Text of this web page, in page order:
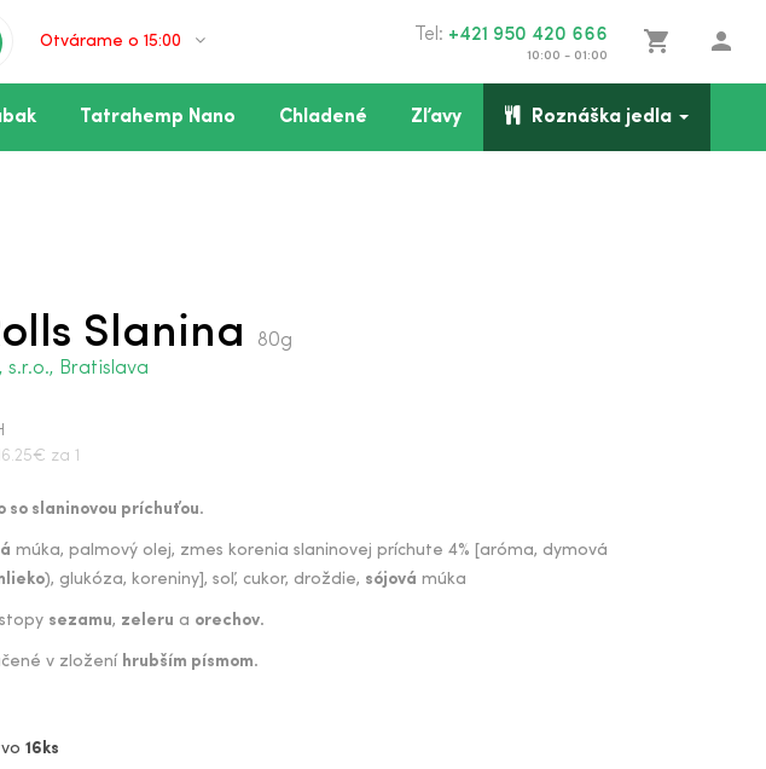
Otvárame o 15:00 Tel: +421 950 420 666
10:00 - 01:00
shopping_cart person
Tatrahemp Nano Chladené Zľavy Roznáška jedla
Slanina
80g
s.r.o., Bratislava
za 1
so slaninovou príchuťou.
múka, palmový olej, zmes korenia slaninovej príchute 4% [aróma, dymová
), glukóza, koreniny], soľ, cukor, droždie, sójová múka
sezamu, zeleru a orechov.
v zložení hrubším písmom.
16ks